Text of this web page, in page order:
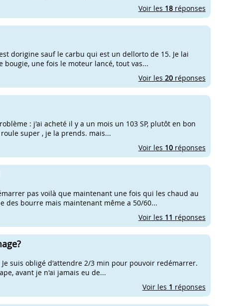
Voir les 18réponses
dorigine sauf le carbu qui est un dellorto de 15. Je lai
une fois le moteur lancé, tout vas...
Voir les 20réponses
: j'ai acheté il y a un mois un 103 SP, plutôt en bon
super , je la prends. mais...
Voir les 10réponses
pas voilà que maintenant une fois qui les chaud au
des bourre mais maintenant même a 50/60...
Voir les 11 réponses
suis obligé d'attendre 2/3 min pour pouvoir redémarrer.
avant je n'ai jamais eu de...
Voir les 1 réponses